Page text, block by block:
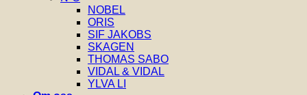
NOBEL
ORIS
SIF JAKOBS
SKAGEN
THOMAS SABO
VIDAL & VIDAL
YLVA LI